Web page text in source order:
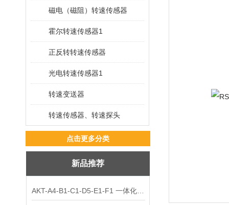
磁电（磁阻）转速传感器
霍尔转速传感器1
正反转转速传感器
光电转速传感器1
转速变送器
转速传感器、转速探头
点击更多分类
新品推荐